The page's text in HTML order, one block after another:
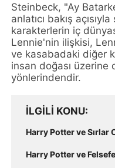
Steinbeck, "Ay
anlatıcı bakış
karakterlerin iç
Lennie'nin ilişkisi,
ve kasabadaki diğer
insan doğası
yönlerindendir.
İLGILI KONU
Harry Potter ve Sırlar
Harry Potter ve